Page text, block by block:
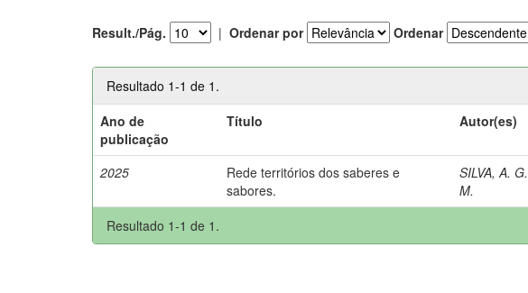
Result./Pág. | Ordenar por Ordenar
Resultado 1-1 de 1.
Ano de
publicação
Título Autor(es)
2025
Rede territórios dos saberes e
sabores.
SILVA, A. G.
M.
Resultado 1-1 de 1.